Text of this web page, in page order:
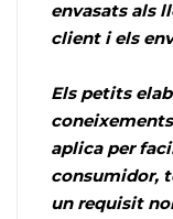
envasats als
client i els
Els petits
aplica per
consumidor,
un requisit